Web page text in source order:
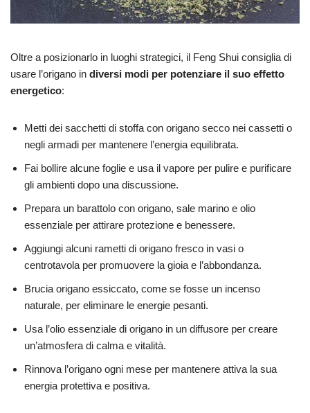
Oltre a posizionarlo in luoghi strategici, il Feng Shui consiglia di
usare l’origano in diversi modi per potenziare il suo effetto
energetico:
Metti dei sacchetti di stoffa con origano secco nei cassetti o
negli armadi per mantenere l’energia equilibrata.
Fai bollire alcune foglie e usa il vapore per pulire e purificare
gli ambienti dopo una discussione.
Prepara un barattolo con origano, sale marino e olio
essenziale per attirare protezione e benessere.
Aggiungi alcuni rametti di origano fresco in vasi o
centrotavola per promuovere la gioia e l’abbondanza.
Brucia origano essiccato, come se fosse un incenso
naturale, per eliminare le energie pesanti.
Usa l’olio essenziale di origano in un diffusore per creare
un’atmosfera di calma e vitalità.
Rinnova l’origano ogni mese per mantenere attiva la sua
energia protettiva e positiva.